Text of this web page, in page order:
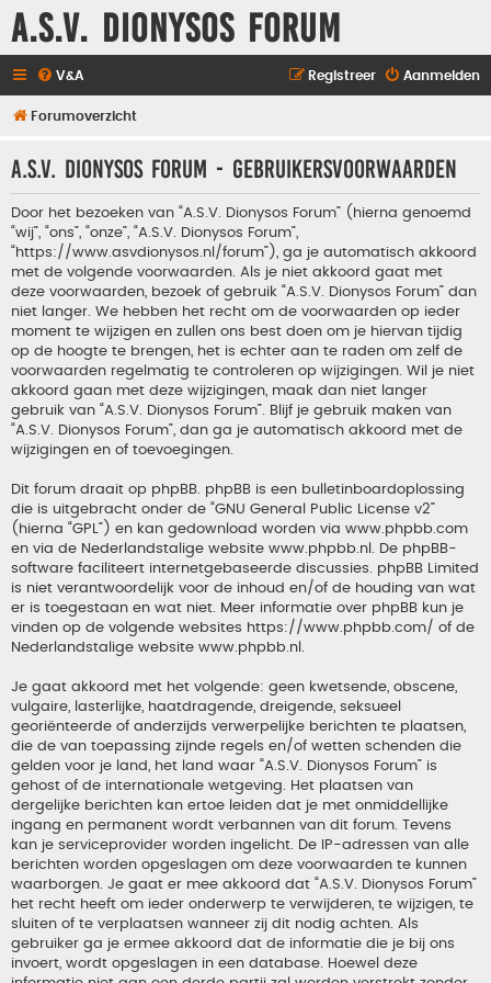
A.S.V. Dionysos Forum
V&A Aanmelden
Registreer
Forumoverzicht
A.S.V. Dionysos Forum - Gebruikersvoorwaarden
Door het bezoeken van “A.S.V. Dionysos Forum” (hierna genoemd
“wij”, “ons”, “onze”, “A.S.V. Dionysos Forum”,
“https://www.asvdionysos.nl/forum”), ga je automatisch akkoord
met de volgende voorwaarden. Als je niet akkoord gaat met
deze voorwaarden, bezoek of gebruik “A.S.V. Dionysos Forum” dan
niet langer. We hebben het recht om de voorwaarden op ieder
moment te wijzigen en zullen ons best doen om je hiervan tijdig
op de hoogte te brengen, het is echter aan te raden om zelf de
voorwaarden regelmatig te controleren op wijzigingen. Wil je niet
akkoord gaan met deze wijzigingen, maak dan niet langer
gebruik van “A.S.V. Dionysos Forum”. Blijf je gebruik maken van
“A.S.V. Dionysos Forum”, dan ga je automatisch akkoord met de
wijzigingen en of toevoegingen.
Dit forum draait op phpBB. phpBB is een bulletinboardoplossing
die is uitgebracht onder de “GNU General Public License v2”
(hierna “GPL”) en kan gedownload worden via www.phpbb.com
en via de Nederlandstalige website www.phpbb.nl . De phpBB-
software faciliteert internetgebaseerde discussies. phpBB Limited
is niet verantwoordelijk voor de inhoud en/of de houding van wat
er is toegestaan en wat niet. Meer informatie over phpBB kun je
vinden op de volgende websites https://www.phpbb.com/ of de
Nederlandstalige website www.phpbb.nl .
Je gaat akkoord met het volgende: geen kwetsende, obscene,
vulgaire, lasterlijke, haatdragende, dreigende, seksueel
georiënteerde of anderzijds verwerpelijke berichten te plaatsen,
die de van toepassing zijnde regels en/of wetten schenden die
gelden voor je land, het land waar “A.S.V. Dionysos Forum” is
gehost of de internationale wetgeving. Het plaatsen van
dergelijke berichten kan ertoe leiden dat je met onmiddellijke
ingang en permanent wordt verbannen van dit forum. Tevens
kan je serviceprovider worden ingelicht. De IP-adressen van alle
berichten worden opgeslagen om deze voorwaarden te kunnen
waarborgen. Je gaat er mee akkoord dat “A.S.V. Dionysos Forum”
het recht heeft om ieder onderwerp te verwijderen, te wijzigen, te
sluiten of te verplaatsen wanneer zij dit nodig achten. Als
gebruiker ga je ermee akkoord dat de informatie die je bij ons
invoert, wordt opgeslagen in een database. Hoewel deze